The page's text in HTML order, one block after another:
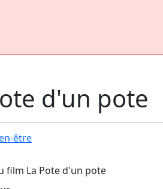
d'un pote
être